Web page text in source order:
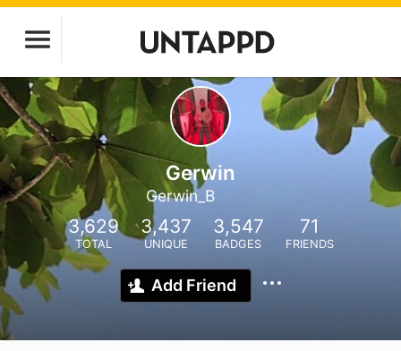
Gerwin
Gerwin_B
3,629
TOTAL
3,437
UNIQUE
3,547
BADGES
71
FRIENDS
Add Friend